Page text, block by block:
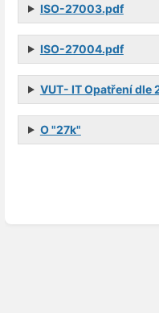
ISO-27003.pdf
ISO-27004.pdf
VUT- IT Opatření dle
O "27k"